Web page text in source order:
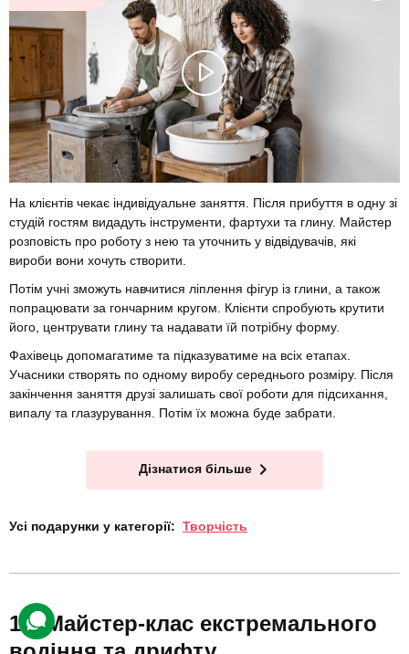
На клієнтів чекає індивідуальне заняття. Після прибуття в одну зі
студій гостям видадуть інструменти, фартухи та глину. Майстер
розповість про роботу з нею та уточнить у відвідувачів, які
вироби вони хочуть створити.
Потім учні зможуть навчитися ліплення фігур із глини, а також
попрацювати за гончарним кругом. Клієнти спробують крутити
його, центрувати глину та надавати їй потрібну форму.
Фахівець допомагатиме та підказуватиме на всіх етапах.
Учасники створять по одному виробу середнього розміру. Після
закінчення заняття друзі залишать свої роботи для підсихання,
випалу та глазурування. Потім їх можна буде забрати.
Дізнатися більше
Усі подарунки у категорії: Творчість
Майстер-клас екстремального